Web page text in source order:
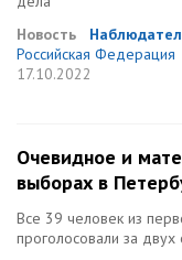
Новость
Российская Федерация
17.10.2022
Очевидное и
выборах в
Все 39 человек из
проголосовали за